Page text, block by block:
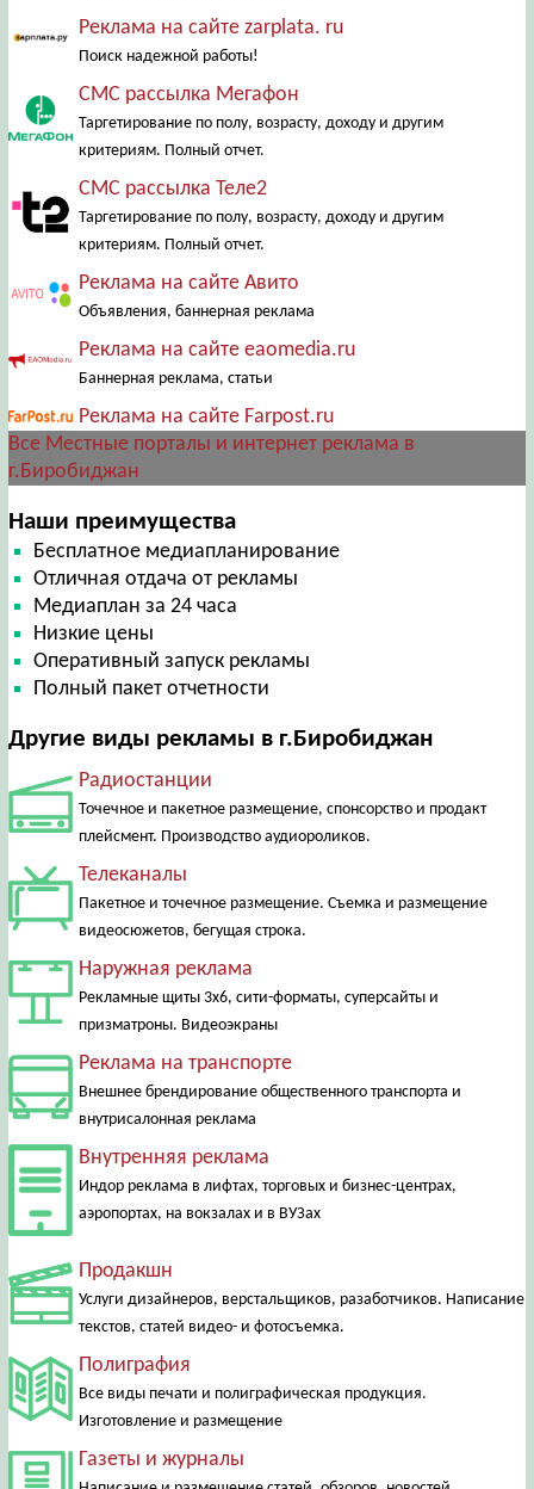
Реклама на сайте zarplata. ru
Поиск надежной работы!
СМС рассылка Мегафон
Таргетирование по полу, возрасту, доходу и другим
критериям. Полный отчет.
СМС рассылка Теле2
Таргетирование по полу, возрасту, доходу и другим
критериям. Полный отчет.
Реклама на сайте Авито
Объявления, баннерная реклама
Реклама на сайте eaomedia.ru
Баннерная реклама, статьи
Реклама на сайте Farpost.ru
Все Местные порталы и интернет реклама в
г.Биробиджан
Наши преимущества
Бесплатное медиапланирование
Отличная отдача от рекламы
Медиаплан за 24 часа
Низкие цены
Оперативный запуск рекламы
Полный пакет отчетности
Другие виды рекламы в г.Биробиджан
Радиостанции
Точечное и пакетное размещение, спонсорство и продакт
плейсмент. Производство аудиороликов.
Телеканалы
Пакетное и точечное размещение. Съемка и размещение
видеосюжетов, бегущая строка.
Наружная реклама
Рекламные щиты 3х6, сити-форматы, суперсайты и
призматроны. Видеоэкраны
Реклама на транспорте
Внешнее брендирование общественного транспорта и
внутрисалонная реклама
Внутренняя реклама
Индор реклама в лифтах, торговых и бизнес-центрах,
аэропортах, на вокзалах и в ВУЗах
Продакшн
Услуги дизайнеров, верстальщиков, разаботчиков. Написание
текстов, статей видео- и фотосъемка.
Полиграфия
Все виды печати и полиграфическая продукция.
Изготовление и размещение
Газеты и журналы